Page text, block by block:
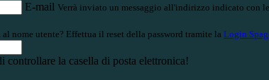
E-mail Verrà inviato un messaggio all'indirizzo indicato con
nome utente? Effettua il reset della password tramite la Login
controllare la casella di posta elettronica!